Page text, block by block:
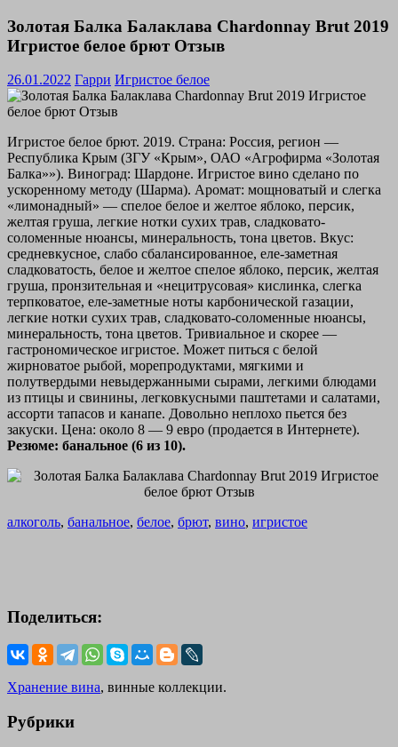
Золотая Балка Балаклава Chardonnay Brut 2019
Игристое белое брют Отзыв
26.01.2022 Гарри Игристое белое
Игристое белое брют. 2019. Страна: Россия, регион —
Республика Крым (ЗГУ «Крым», ОАО «Агрофирма «Золотая
Балка»»). Виноград: Шардоне. Игристое вино сделано по
ускоренному методу (Шарма). Аромат: мощноватый и слегка
«лимонадный» — спелое белое и желтое яблоко, персик,
желтая груша, легкие нотки сухих трав, сладковато-
соломенные нюансы, минеральность, тона цветов. Вкус:
средневкусное, слабо сбалансированное, еле-заметная
сладковатость, белое и желтое спелое яблоко, персик, желтая
груша, пронзительная и «нецитрусовая» кислинка, слегка
терпковатое, еле-заметные ноты карбонической газации,
легкие нотки сухих трав, сладковато-соломенные нюансы,
минеральность, тона цветов. Тривиальное и скорее —
гастрономическое игристое. Может питься с белой
жирноватое рыбой, морепродуктами, мягкими и
полутвердыми невыдержанными сырами, легкими блюдами
из птицы и свинины, легковкусными паштетами и салатами,
ассорти тапасов и канапе. Довольно неплохо пьется без
закуски. Цена: около 8 — 9 евро (продается в Интернете).
Резюме: банальное (6 из 10).
алкоголь, банальное, белое, брют, вино, игристое
Поделиться:
Хранение вина, винные коллекции.
Рубрики